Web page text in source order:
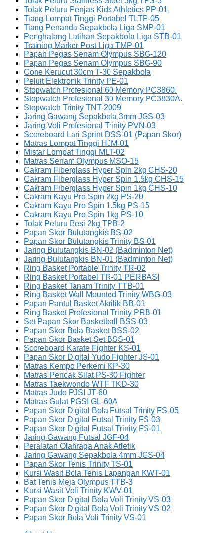
Tolak Peluru Penjas Kids Athletics PP-01
Tiang Lompat Tinggi Portabel TLTP-05
Tiang Penanda Sepakbola Liga SMP-01
Penghalang Latihan Sepakbola Liga STB-01
Training Marker Post Liga TMP-01
Papan Pegas Senam Olympus SBG-120
Papan Pegas Senam Olympus SBG-90
Cone Kerucut 30cm T-30 Sepakbola
Peluit Elektronik Trinity PE-01
Stopwatch Profesional 60 Memory PC3860.
Stopwatch Profesional 30 Memory PC3830A.
Stopwatch Trinity TNT-2009
Jaring Gawang Sepakbola 3mm JGS-03
Jaring Voli Profesional Trinity PVN-03
Scoreboard Lari Sprint DSS-01 (Papan Skor)
Matras Lompat Tinggi HJM-01
Mistar Lompat Tinggi MLT-02
Matras Senam Olympus MSO-15
Cakram Fiberglass Hyper Spin 2kg CHS-20
Cakram Fiberglass Hyper Spin 1.5kg CHS-15
Cakram Fiberglass Hyper Spin 1kg CHS-10
Cakram Kayu Pro Spin 2kg PS-20
Cakram Kayu Pro Spin 1.5kg PS-15
Cakram Kayu Pro Spin 1kg PS-10
Tolak Peluru Besi 2kg TPB-2
Papan Skor Bulutangkis BS-02
Papan Skor Bulutangkis Trinity BS-01
Jaring Bulutangkis BN-02 (Badminton Net)
Jaring Bulutangkis BN-01 (Badminton Net)
Ring Basket Portable Trinity TR-02
Ring Basket Portabel TR-01 PERBASI
Ring Basket Tanam Trinity TTB-01
Ring Basket Wall Mounted Trinity WBG-03
Papan Pantul Basket Akrilik BB-01
Ring Basket Profesional Trinity PRB-01
Set Papan Skor Basketball BSS-03
Papan Skor Bola Basket BSS-02
Papan Skor Basket Set BSS-01
Scoreboard Karate Fighter KS-01
Papan Skor Digital Yudo Fighter JS-01
Matras Kempo Perkemi KP-30
Matras Pencak Silat PS-30 Fighter
Matras Taekwondo WTF TKD-30
Matras Judo PJSI JT-60
Matras Gulat PGSI GL-60A
Papan Skor Digital Bola Futsal Trinity FS-05
Papan Skor Digital Futsal Trinity FS-03
Papan Skor Digital Futsal Trinity FS-01
Jaring Gawang Futsal JGF-04
Peralatan Olahraga Anak Atletik
Jaring Gawang Sepakbola 4mm JGS-04
Papan Skor Tenis Trinity TS-01
Kursi Wasit Bola Tenis Lapangan KWT-01
Bat Tenis Meja Olympus TTB-3
Kursi Wasit Voli Trinity KWV-01
Papan Skor Digital Bola Voli Trinity VS-03
Papan Skor Digital Bola Voli Trinity VS-02
Papan Skor Bola Voli Trinity VS-01